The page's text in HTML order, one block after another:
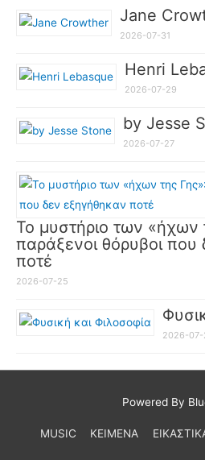
Jane
2026-07-31
Henri
2026-07-29
by Jesse
2026-07-27
Το μυστήριο των «ήχων
παράξενοι θόρυβοι
ποτέ
2026-07-25
2026-07-
Powered By
MUSIC ΚΕΙΜΕΝΑ